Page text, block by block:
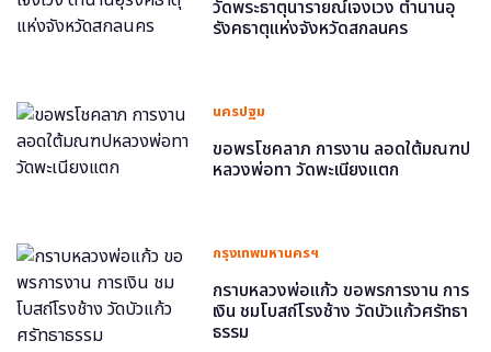
วัดพระธาตุนารายณ์เจงเวง ตำนานอุ
รังคธาตุแห่งจังหวัดสกลนคร
นครปฐม
ขอพรโชคลาภ การงาน ลอดใต้มณฑป
หลวงพ่อทา วัดพะเนียงแตก
กรุงเทพมหานครฯ
กราบหลวงพ่อแก้ว ขอพรการงาน การ
เงิน ชมโบสถ์โรงช้าง วัดบัวแก้วศรัทธา
ธรรม